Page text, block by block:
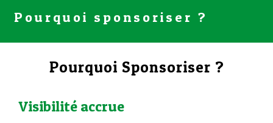
Pourquoi sponsoriser ?
Pourquoi Sponsoriser ?
Visibilité accrue